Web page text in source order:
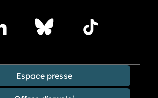
BlueskyTikTok
Espace presse